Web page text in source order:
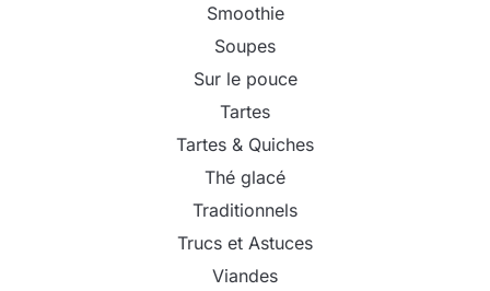
Smoothie
Soupes
Sur le pouce
Tartes
Tartes & Quiches
Thé glacé
Traditionnels
Trucs et Astuces
Viandes